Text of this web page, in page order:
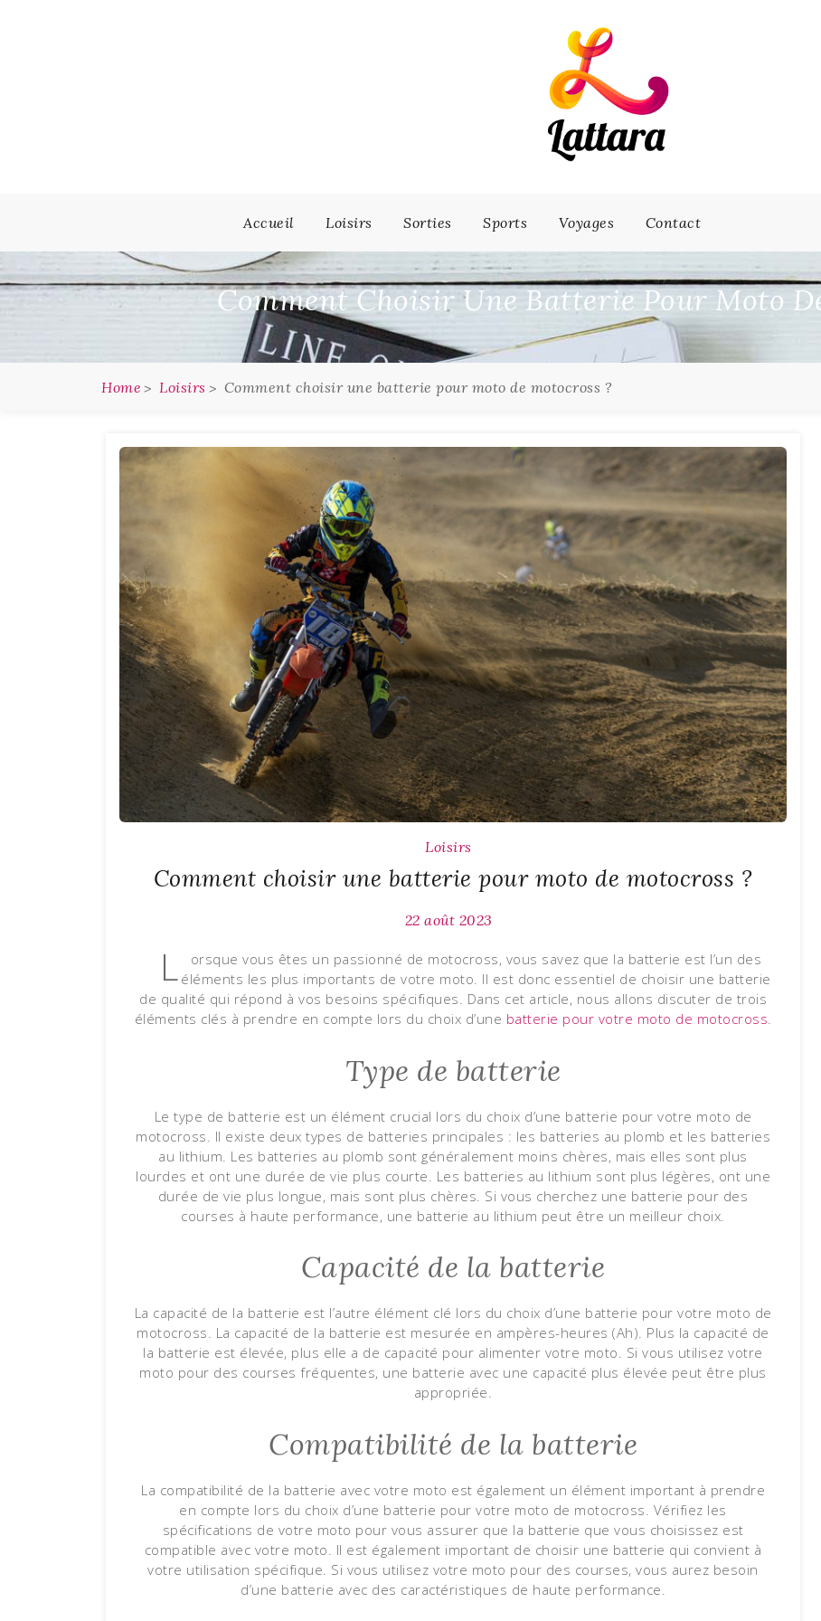
Accueil Loisirs Sorties Sports Voyages Contact
Comment Choisir Une Batterie Pour Moto
Home Loisirs Comment choisir une batterie pour moto de motocross ?
Loisirs
Comment choisir une batterie pour moto de motocross ?
22 août 2023
L
orsque vous êtes un passionné de motocross, vous savez que la batterie est l’un des
éléments les plus importants de votre moto. Il est donc essentiel de choisir une batterie
de qualité qui répond à vos besoins spécifiques. Dans cet article, nous allons discuter de trois
éléments clés à prendre en compte lors du choix d’une batterie pour votre moto de motocross.
Type de batterie
Le type de batterie est un élément crucial lors du choix d’une batterie pour votre moto de
motocross. Il existe deux types de batteries principales : les batteries au plomb et les batteries
au lithium. Les batteries au plomb sont généralement moins chères, mais elles sont plus
lourdes et ont une durée de vie plus courte. Les batteries au lithium sont plus légères, ont une
durée de vie plus longue, mais sont plus chères. Si vous cherchez une batterie pour des
courses à haute performance, une batterie au lithium peut être un meilleur choix.
Capacité de la batterie
La capacité de la batterie est l’autre élément clé lors du choix d’une batterie pour votre moto de
motocross. La capacité de la batterie est mesurée en ampères-heures (Ah). Plus la capacité de
la batterie est élevée, plus elle a de capacité pour alimenter votre moto. Si vous utilisez votre
moto pour des courses fréquentes, une batterie avec une capacité plus élevée peut être plus
appropriée.
Compatibilité de la batterie
La compatibilité de la batterie avec votre moto est également un élément important à prendre
en compte lors du choix d’une batterie pour votre moto de motocross. Vérifiez les
spécifications de votre moto pour vous assurer que la batterie que vous choisissez est
compatible avec votre moto. Il est également important de choisir une batterie qui convient à
votre utilisation spécifique. Si vous utilisez votre moto pour des courses, vous aurez besoin
d’une batterie avec des caractéristiques de haute performance.